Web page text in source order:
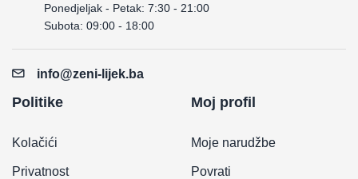
Ponedjeljak - Petak: 7:30 - 21:00
Subota: 09:00 - 18:00
info@zeni-lijek.ba
Politike
Kolačići
Privatnost
Moj profil
Moje narudžbe
Povrati